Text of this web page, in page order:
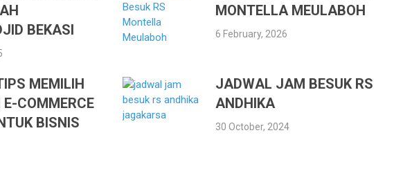
BEKASI
MONTELLA MEULABOH
6 February, 2026
MEMILIH
COMMERCE
BISNIS
JADWAL JAM BESUK RS
ANDHIKA
30 October, 2024